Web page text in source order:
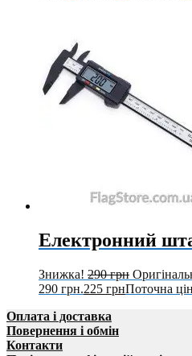
Електронний
Знижка! 290грн
290 грн.225 грнПоточна
Оплата і доставка
Повернення і обмін
Контакти